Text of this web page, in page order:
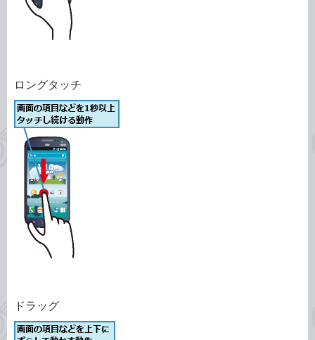
ロングタッチ
ドラッグ